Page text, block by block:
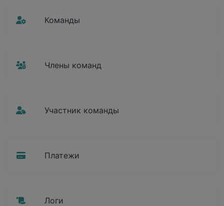
Команды
Члены команд
Участник команды
Платежи
Логи